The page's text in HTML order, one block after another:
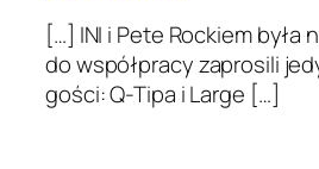
[…] INI i Pete Rockiem była
do współpracy zaprosili
gości: Q-Tipa i Large […]